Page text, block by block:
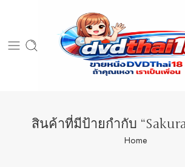
สินค้าที่มีป้ายกำกับ
Home